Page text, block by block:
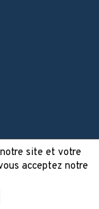
site et votre
acceptez notre